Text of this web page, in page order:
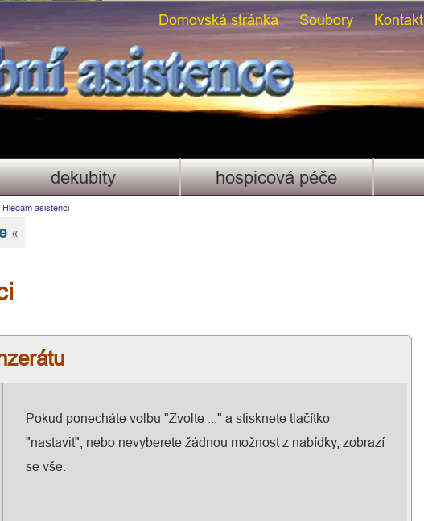
Kontakt
Soubory
Domovská stránka
dekubity hospicová péče
Hledám asistenci
«
Pokud ponecháte volbu "Zvolte ..." a stisknete tlačítko
"nastavit", nebo nevyberete žádnou možnost z nabídky, zobrazí
se vše.